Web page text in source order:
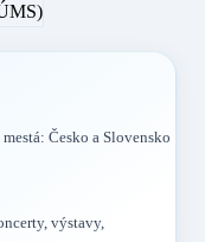
Česko a Slovensko
výstavy,